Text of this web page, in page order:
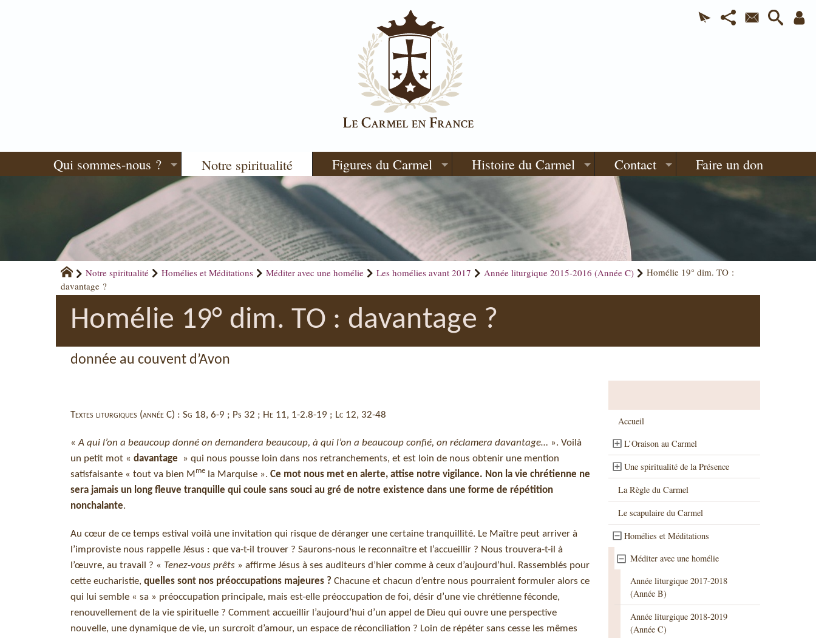
Qui sommes-nous ? Notre spiritualité Figures du Carmel Histoire du Carmel Contact Faire un don
Notre spiritualité Homélies et Méditations Méditer avec une homélie Les homélies avant 2017 Année liturgique 2015-2016 (Année C)
Homélie 19° dim. TO :
davantage ?
Homélie 19° dim. TO : davantage ?
donnée au couvent d’Avon
Textes liturgiques (année C) : Sg 18, 6-9 ; Ps 32 ; He 11, 1-2.8-19 ; Lc 12, 32-48
«A qui l’on a beaucoup donné on demandera beaucoup, à qui l’on a beaucoup confié, on réclamera davantage… ». Voilà
un petit mot « davantage
» qui nous pousse loin dans nos retranchements, et est loin de nous obtenir une mention
satisfaisante « tout va bien M me la Marquise ». Ce mot nous met en alerte, attise notre vigilance. Non la vie chrétienne ne
sera jamais un long fleuve tranquille qui coule sans souci au gré de notre existence dans une forme de répétition
nonchalante.
Au cœur de ce temps estival voilà une invitation qui risque de déranger une certaine tranquillité. Le Maître peut arriver à
l’improviste nous rappelle Jésus : que va-t-il trouver ? Saurons-nous le reconnaître et l’accueillir ? Nous trouvera-t-il à
l’œuvre, au travail ? « Tenez-vous prêts » affirme Jésus à ses auditeurs d’hier comme à ceux d’aujourd’hui. Rassemblés pour
cette eucharistie, quelles sont nos préoccupations majeures ? Chacune et chacun d’entre nous pourraient formuler alors ce
qui lui semble « sa » préoccupation principale, mais est-elle préoccupation de foi, désir d’une vie chrétienne féconde,
renouvellement de la vie spirituelle ? Comment accueillir l’aujourd’hui d’un appel de Dieu qui ouvre une perspective
nouvelle, une dynamique de vie, un surcroit d’amour, un espace de réconciliation ? Loin de répéter sans cesse les mêmes
Accueil
L’Oraison au Carmel
Une spiritualité de la Présence
La Règle du Carmel
Le scapulaire du Carmel
Homélies et Méditations
Méditer avec une homélie
Année liturgique 2017-2018
(Année B)
Année liturgique 2018-2019
(Année C)